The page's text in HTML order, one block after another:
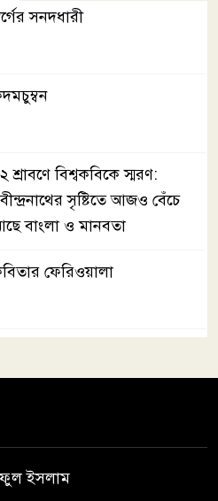
সনদধারী
শ্রাবণে বিশ্বকবিকে স্মরণ:
সৃষ্টিতে আজও বেঁচে
বাংলা ও মানবতা
ফেরিওয়ালা
ইসলাম